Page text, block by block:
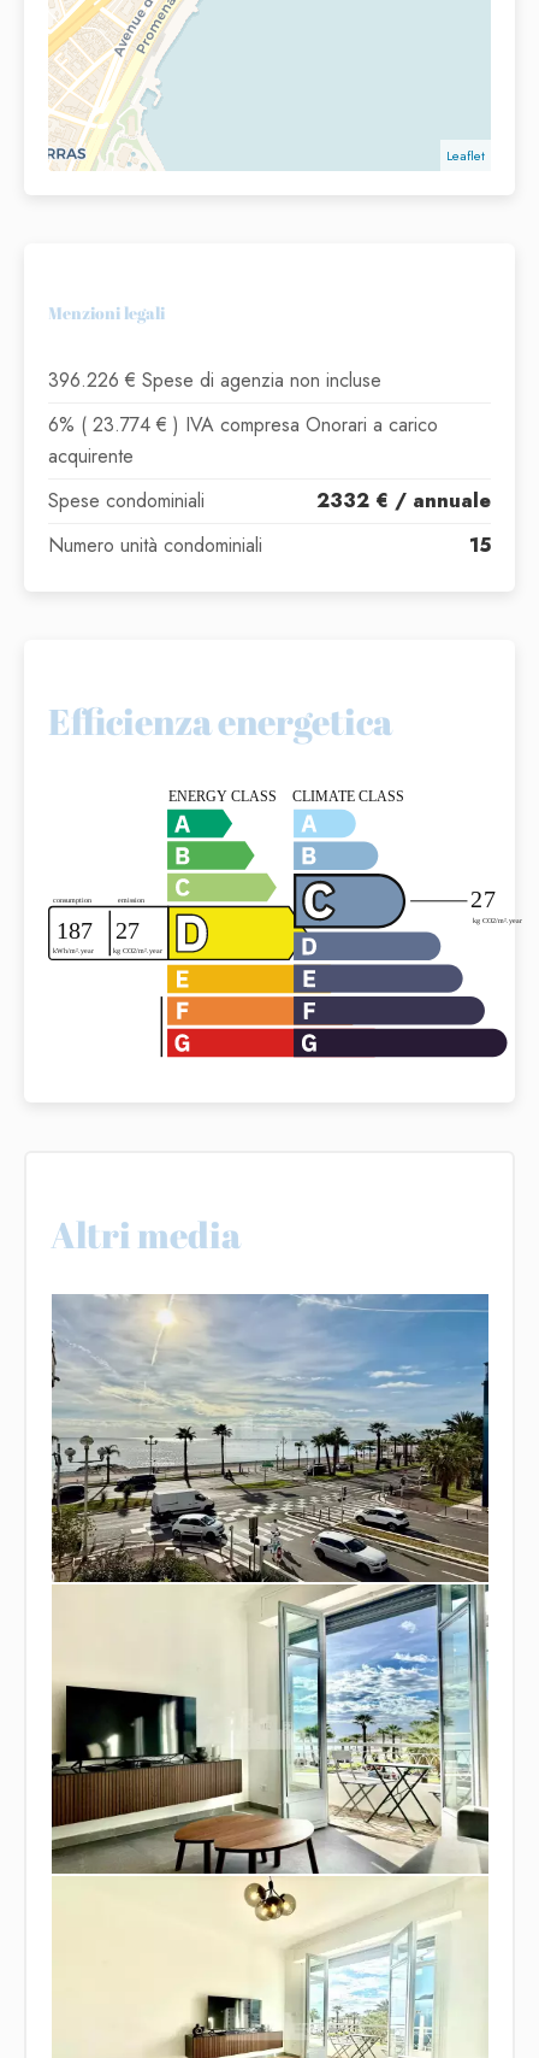
Leaflet
Menzioni legali
396.226 € Spese di agenzia non incluse
6% ( 23.774 € ) IVA compresa Onorari a carico
acquirente
Spese condominiali
2332 € / annuale
Numero unità condominiali
15
Efficienza energetica
Altri media